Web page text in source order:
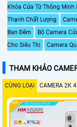
Khóa Cửa Từ Thông Minh
Thạnh Chất Lượng
Ban Đêm
Bộ Camera
Cho Siêu Thị
Camera
THAM KHẢO
CÙNG LOẠI CAMERA 2K